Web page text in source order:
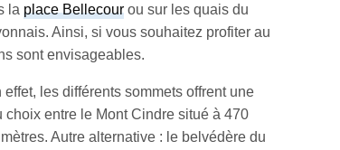
laplace Bellecour ou sur les quais du
Ainsi, si vous souhaitez profiter au
sont envisageables.
effet, les différents sommets offrent une
choix entre le Mont Cindre situé à 470
Autre alternative : le belvédère du